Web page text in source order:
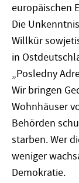
europäischen
Die
Willkür
in
„Posledny
Wir bringen
Wohnhäuser
Behörden
starben. Wer
weniger
Demokratie.